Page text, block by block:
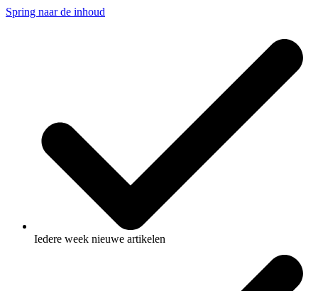
Spring naar de inhoud
Iedere week nieuwe artikelen